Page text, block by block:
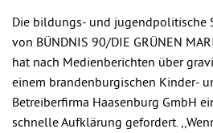
Die bildungs- und jugendpolitische
von BÜNDNIS 90/DIE GRÜNEN
hat nach Medienberichten über
einem brandenburgischen Kinder-
Betreiberfirma Haasenburg GmbH
schnelle Aufklärung gefordert.